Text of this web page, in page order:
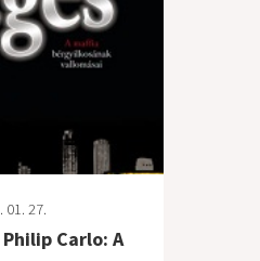
01. 27.
Carlo: A